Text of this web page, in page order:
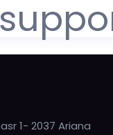
1- 2037 Ariana